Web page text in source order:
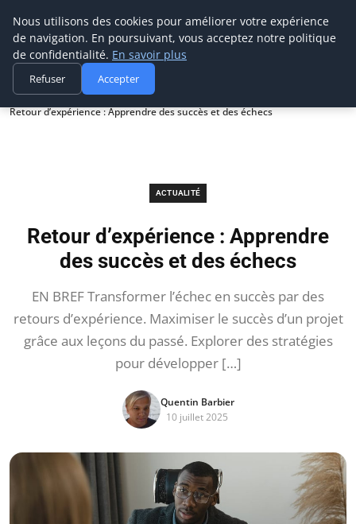
Prospection Pro
Accueil
Actualité
Retour d’expérience : Apprendre des succès et des échecs
ACTUALITÉ
Retour d’expérience : Apprendre
des succès et des échecs
EN BREF Transformer l’échec en succès par des
retours d’expérience. Maximiser le succès d’un projet
grâce aux leçons du passé. Explorer des stratégies
pour développer […]
Quentin Barbier
10 juillet 2025
Nous utilisons des cookies pour améliorer votre expérience
de navigation. En poursuivant, vous acceptez notre politique
de confidentialité. En savoir plus
Refuser Accepter